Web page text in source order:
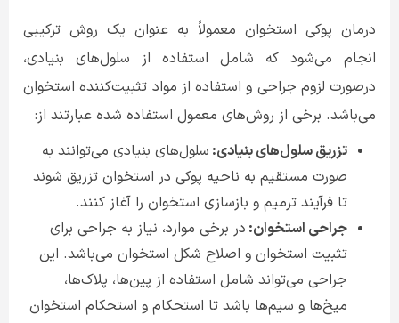
درمان پوکی استخوان معمولاً به عنوان یک روش ترکیبی
انجام می‌شود که شامل استفاده از سلول‌های بنیادی،
درصورت لزوم جراحی و استفاده از مواد تثبیت‌کننده استخوان
می‌باشد. برخی از روش‌های معمول استفاده شده عبارتند از:
تزریق سلول‌های بنیادی: سلول‌های بنیادی می‌توانند به
صورت مستقیم به ناحیه پوکی در استخوان تزریق شوند
تا فرآیند ترمیم و بازسازی استخوان را آغاز کنند.
جراحی استخوان: در برخی موارد، نیاز به جراحی برای
تثبیت استخوان و اصلاح شکل استخوان می‌باشد. این
جراحی می‌تواند شامل استفاده از پین‌ها، پلاک‌ها،
میخ‌ها و سیم‌ها باشد تا استحکام و استحکام استخوان